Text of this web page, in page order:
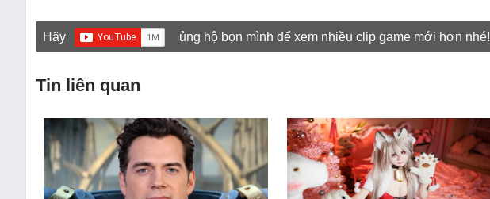
Hãy ủng hộ bọn mình để xem nhiều clip game mới hơn nhé!
Tin liên quan